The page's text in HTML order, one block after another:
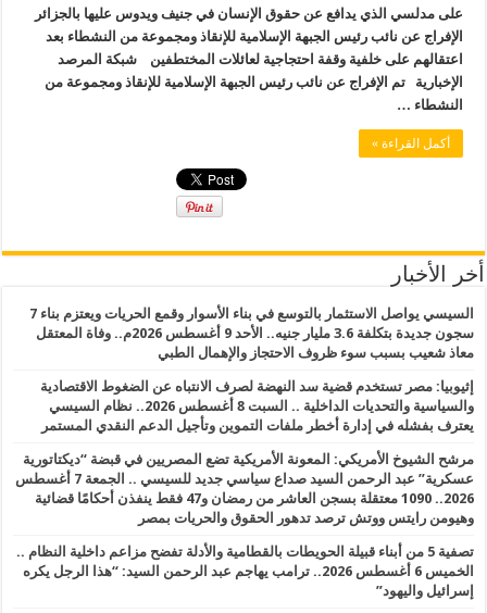
على مدلسي الذي يدافع عن حقوق الإنسان في جنيف ويدوس عليها بالجزائر
الإفراج عن نائب رئيس الجبهة الإسلامية للإنقاذ ومجموعة من النشطاء بعد
اعتقالهم على خلفية وقفة احتجاجية لعائلات المختطفين شبكة المرصد
الإخبارية تم الإفراج عن نائب رئيس الجبهة الإسلامية للإنقاذ ومجموعة من
النشطاء …
أكمل القراءة »
أخر الأخبار
السيسي يواصل الاستثمار بالتوسع في بناء الأسوار وقمع الحريات ويعتزم بناء 7
سجون جديدة بتكلفة 3.6 مليار جنيه.. الأحد 9 أغسطس 2026م.. وفاة المعتقل
معاذ شعيب بسبب سوء ظروف الاحتجاز والإهمال الطبي
إثيوبيا: مصر تستخدم قضية سد النهضة لصرف الانتباه عن الضغوط الاقتصادية
والسياسية والتحديات الداخلية .. السبت 8 أغسطس 2026.. نظام السيسي
يعترف بفشله في إدارة أخطر ملفات التموين وتأجيل الدعم النقدي المستمر
مرشح الشيوخ الأمريكي: المعونة الأمريكية تضع المصريين في قبضة “ديكتاتورية
عسكرية” عبد الرحمن السيد صداع سياسي جديد للسيسي .. الجمعة 7 أغسطس
2026.. 1090 معتقلة بسجن العاشر من رمضان و47 فقط ينفذن أحكامًا قضائية
وهيومن رايتس ووتش ترصد تدهور الحقوق والحريات بمصر
تصفية 5 من أبناء قبيلة الحويطات بالقطامية والأدلة تفضح مزاعم داخلية النظام ..
الخميس 6 أغسطس 2026.. ترامب يهاجم عبد الرحمن السيد: “هذا الرجل يكره
إسرائيل واليهود”